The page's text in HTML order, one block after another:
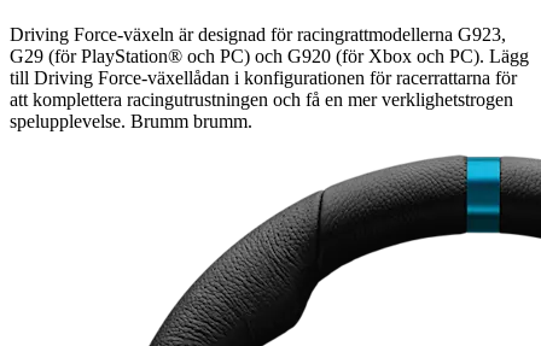
Driving Force-växeln är designad för racingrattmodellerna G923,
G29 (för PlayStation® och PC) och G920 (för Xbox och PC). Lägg
till Driving Force-växellådan i konfigurationen för racerrattarna för
att komplettera racingutrustningen och få en mer verklighetstrogen
spelupplevelse. Brumm brumm.